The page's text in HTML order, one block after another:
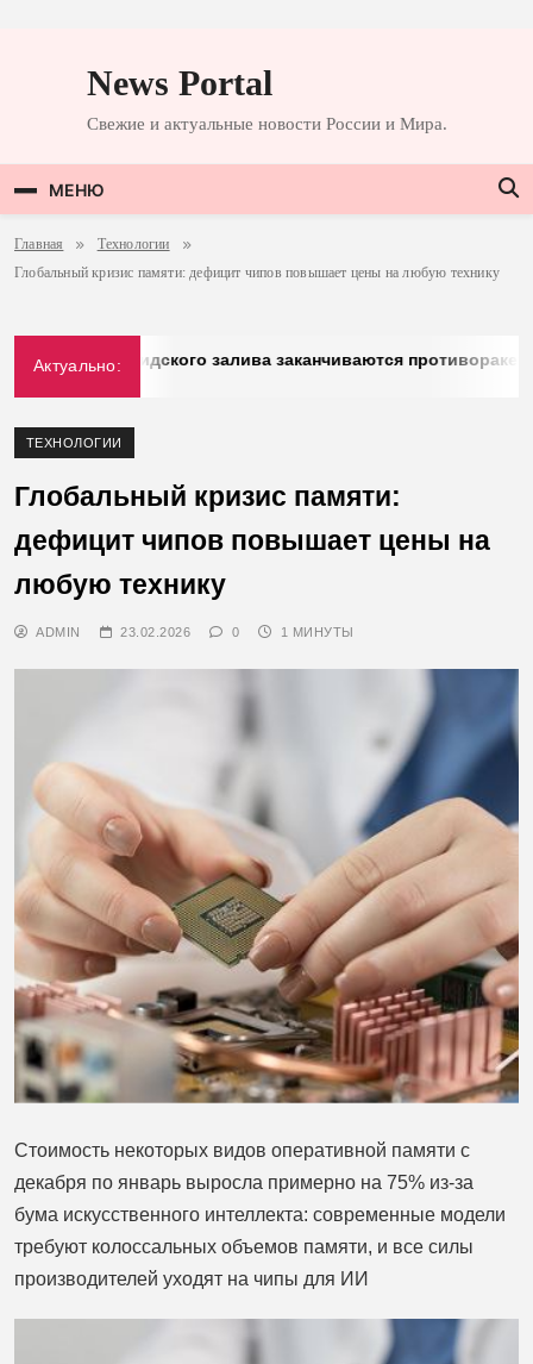
содержимомуNews Portal
Свежие и актуальные новости России и Мира.
МЕНЮ
Главная
Технологии
Глобальный кризис памяти: дефицит чипов повышает цены на любую технику
Актуально:
стран Персидского залива заканчиваются противоракеты
ТЕХНОЛОГИИ
Глобальный кризис памяти:
дефицит чипов повышает цены на
любую технику
ADMIN 23.02.2026 0 1 МИНУТЫ
Стоимость некоторых видов оперативной памяти с
декабря по январь выросла примерно на 75% из-за
бума искусственного интеллекта: современные модели
требуют колоссальных объемов памяти, и все силы
производителей уходят на чипы для ИИ